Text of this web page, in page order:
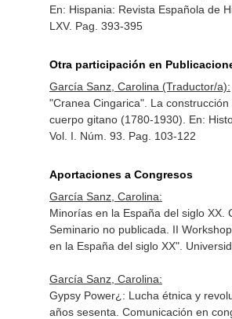
En: Hispania: Revista Española de
LXV. Pag. 393-395
Otra participación en
García Sanz, Carolina (Traductor/a):
"Cranea Cingarica". La
cuerpo gitano (1780-1930). En:
Vol. I. Núm. 93. Pag. 103-122
Aportaciones a Congresos
García Sanz, Carolina:
Minorías en la España del siglo XX.
Seminario no publicada. II
en la España del siglo XX".
García Sanz, Carolina:
Gypsy Power¿: Lucha étnica y
años sesenta. Comunicación en